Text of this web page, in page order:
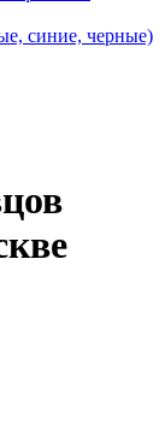
синие, черные)